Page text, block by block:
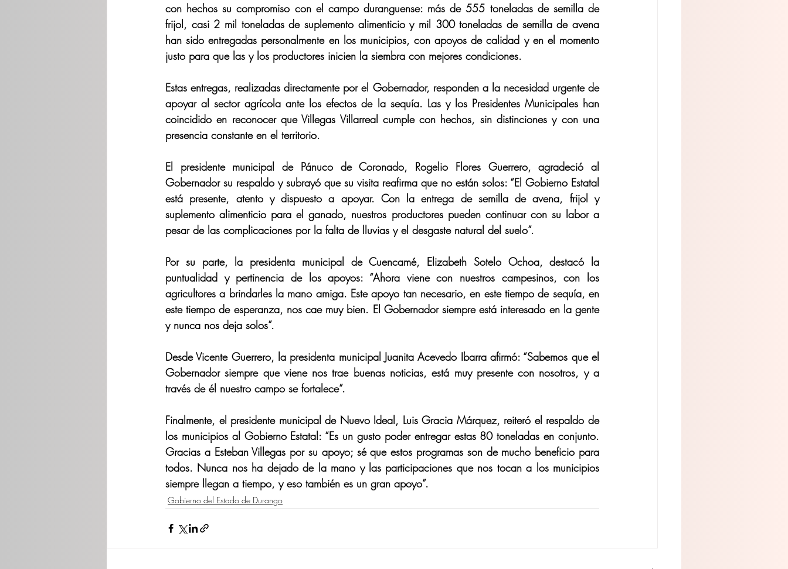
con hechos su compromiso con el campo duranguense: más de 555 toneladas de semilla de
frijol, casi 2 mil toneladas de suplemento alimenticio y mil 300 toneladas de semilla de avena
han sido entregadas personalmente en los municipios, con apoyos de calidad y en el momento
justo para que las y los productores inicien la siembra con mejores condiciones.
Estas entregas, realizadas directamente por el Gobernador, responden a la necesidad urgente de
apoyar al sector agrícola ante los efectos de la sequía. Las y los Presidentes Municipales han
coincidido en reconocer que Villegas Villarreal cumple con hechos, sin distinciones y con una
presencia constante en el territorio.
El presidente municipal de Pánuco de Coronado, Rogelio Flores Guerrero, agradeció al
Gobernador su respaldo y subrayó que su visita reafirma que no están solos: “El Gobierno Estatal
está presente, atento y dispuesto a apoyar. Con la entrega de semilla de avena, frijol y
suplemento alimenticio para el ganado, nuestros productores pueden continuar con su labor a
pesar de las complicaciones por la falta de lluvias y el desgaste natural del suelo”.
Por su parte, la presidenta municipal de Cuencamé, Elizabeth Sotelo Ochoa, destacó la
puntualidad y pertinencia de los apoyos: “Ahora viene con nuestros campesinos, con los
agricultores a brindarles la mano amiga. Este apoyo tan necesario, en este tiempo de sequía, en
este tiempo de esperanza, nos cae muy bien. El Gobernador siempre está interesado en la gente
y nunca nos deja solos”.
Desde Vicente Guerrero, la presidenta municipal Juanita Acevedo Ibarra afirmó: “Sabemos que el
Gobernador siempre que viene nos trae buenas noticias, está muy presente con nosotros, y a
través de él nuestro campo se fortalece”.
Finalmente, el presidente municipal de Nuevo Ideal, Luis Gracia Márquez, reiteró el respaldo de
los municipios al Gobierno Estatal: “Es un gusto poder entregar estas 80 toneladas en conjunto.
Gracias a Esteban Villegas por su apoyo; sé que estos programas son de mucho beneficio para
todos. Nunca nos ha dejado de la mano y las participaciones que nos tocan a los municipios
siempre llegan a tiempo, y eso también es un gran apoyo”.
Gobierno del Estado de Durango